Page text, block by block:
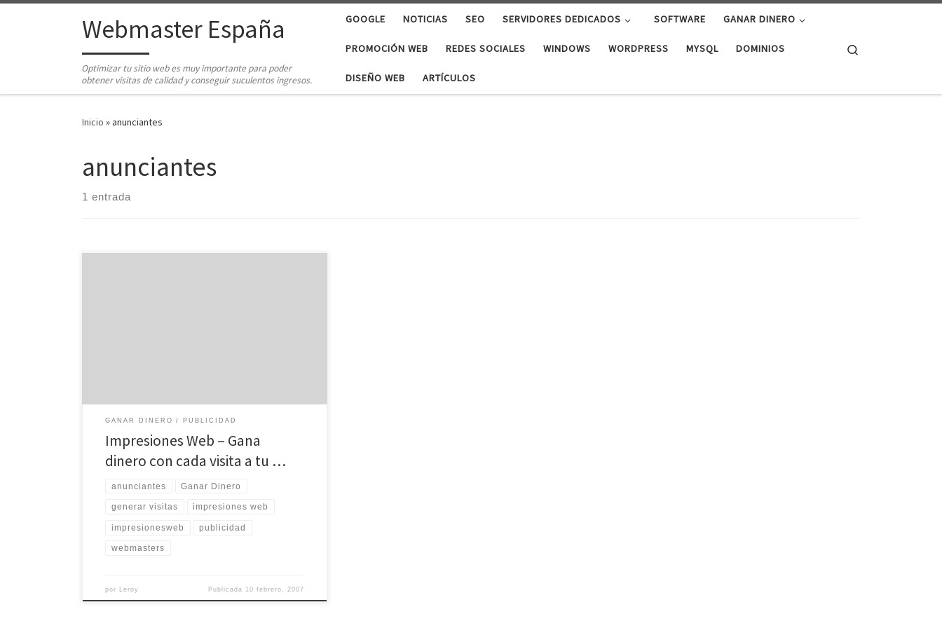
Saltar al contenidoWebmaster España
Optimizar tu sitio web es muy importante para poder
obtener visitas de calidad y conseguir suculentos ingresos.
GOOGLE NOTICIAS SEO SERVIDORES DEDICADOS SOFTWARE GANAR DINERO
PROMOCIÓN WEB REDES SOCIALES WINDOWS WORDPRESS MYSQL DOMINIOS
DISEÑO WEB ARTÍCULOS
Inicio »anunciantes
anunciantes
1 entrada
GANAR DINERO PUBLICIDAD
Impresiones Web – Gana
dinero con cada visita a tu …
anunciantes Ganar Dinero
generar visitas impresiones web
impresionesweb publicidad
webmasters
por Leroy Publicada 10 febrero, 2007